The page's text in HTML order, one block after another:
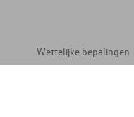
Wettelijke bepalingen